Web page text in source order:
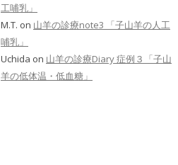
工哺乳」
M.T. on 山羊の診療note3 「子山羊の人工
哺乳」
Uchida on 山羊の診療Diary 症例３「子山
羊の低体温・低血糖」